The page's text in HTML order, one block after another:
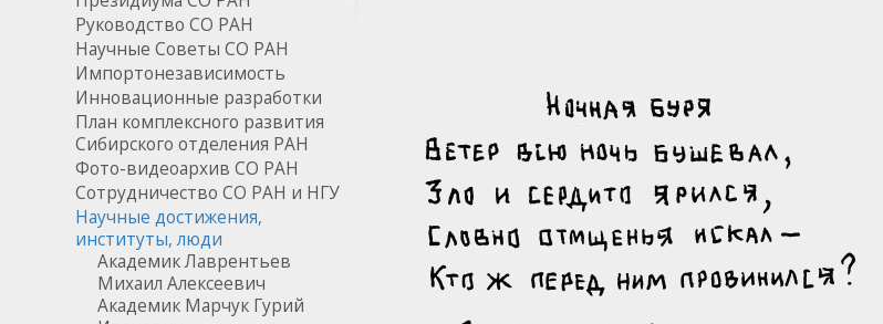
Руководство СО РАН
Научные Советы СО РАН
Импортонезависимость
Инновационные разработки
План комплексного развития
Сибирского отделения РАН
Фото-видеоархив СО РАН
Сотрудничество СО РАН и НГУ
Научные достижения,
институты, люди
Академик Лаврентьев
Михаил Алексеевич
Академик Марчук Гурий